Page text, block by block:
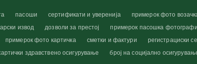
пасоши сертификати и уверенија примерок фото
извод дозволи за престој примерок пасошка
примерок фото картичка сметки и фактури регистрациски
здравствено осигурување број на социјално